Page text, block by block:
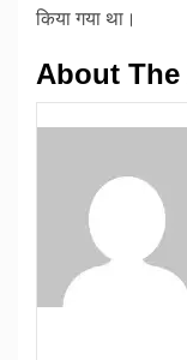
किया गया था।
About